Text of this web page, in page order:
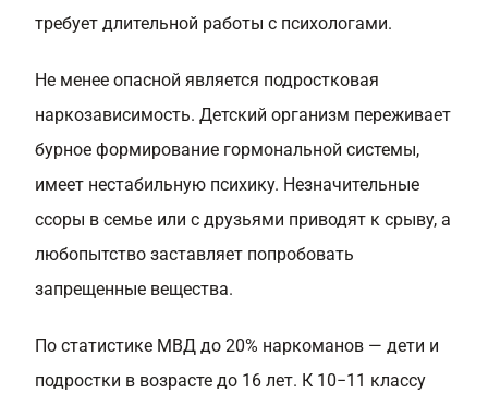
требует длительной работы с психологами.
Не менее опасной является подростковая
наркозависимость. Детский организм переживает
бурное формирование гормональной системы,
имеет нестабильную психику. Незначительные
ссоры в семье или с друзьями приводят к срыву, а
любопытство заставляет попробовать
запрещенные вещества.
По статистике МВД до 20% наркоманов — дети и
подростки в возрасте до 16 лет. К 10−11 классу